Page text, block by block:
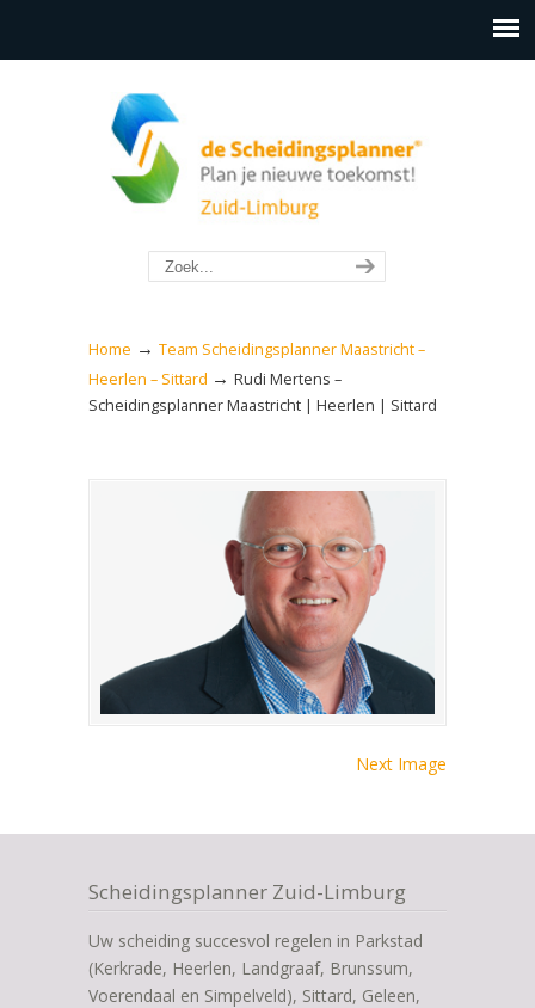
Home → Team Scheidingsplanner Maastricht –
Heerlen – Sittard → Rudi Mertens –
Scheidingsplanner Maastricht | Heerlen | Sittard
Next Image
Scheidingsplanner Zuid-Limburg
Uw scheiding succesvol regelen in Parkstad
(Kerkrade, Heerlen, Landgraaf, Brunssum,
Voerendaal en Simpelveld), Sittard, Geleen,